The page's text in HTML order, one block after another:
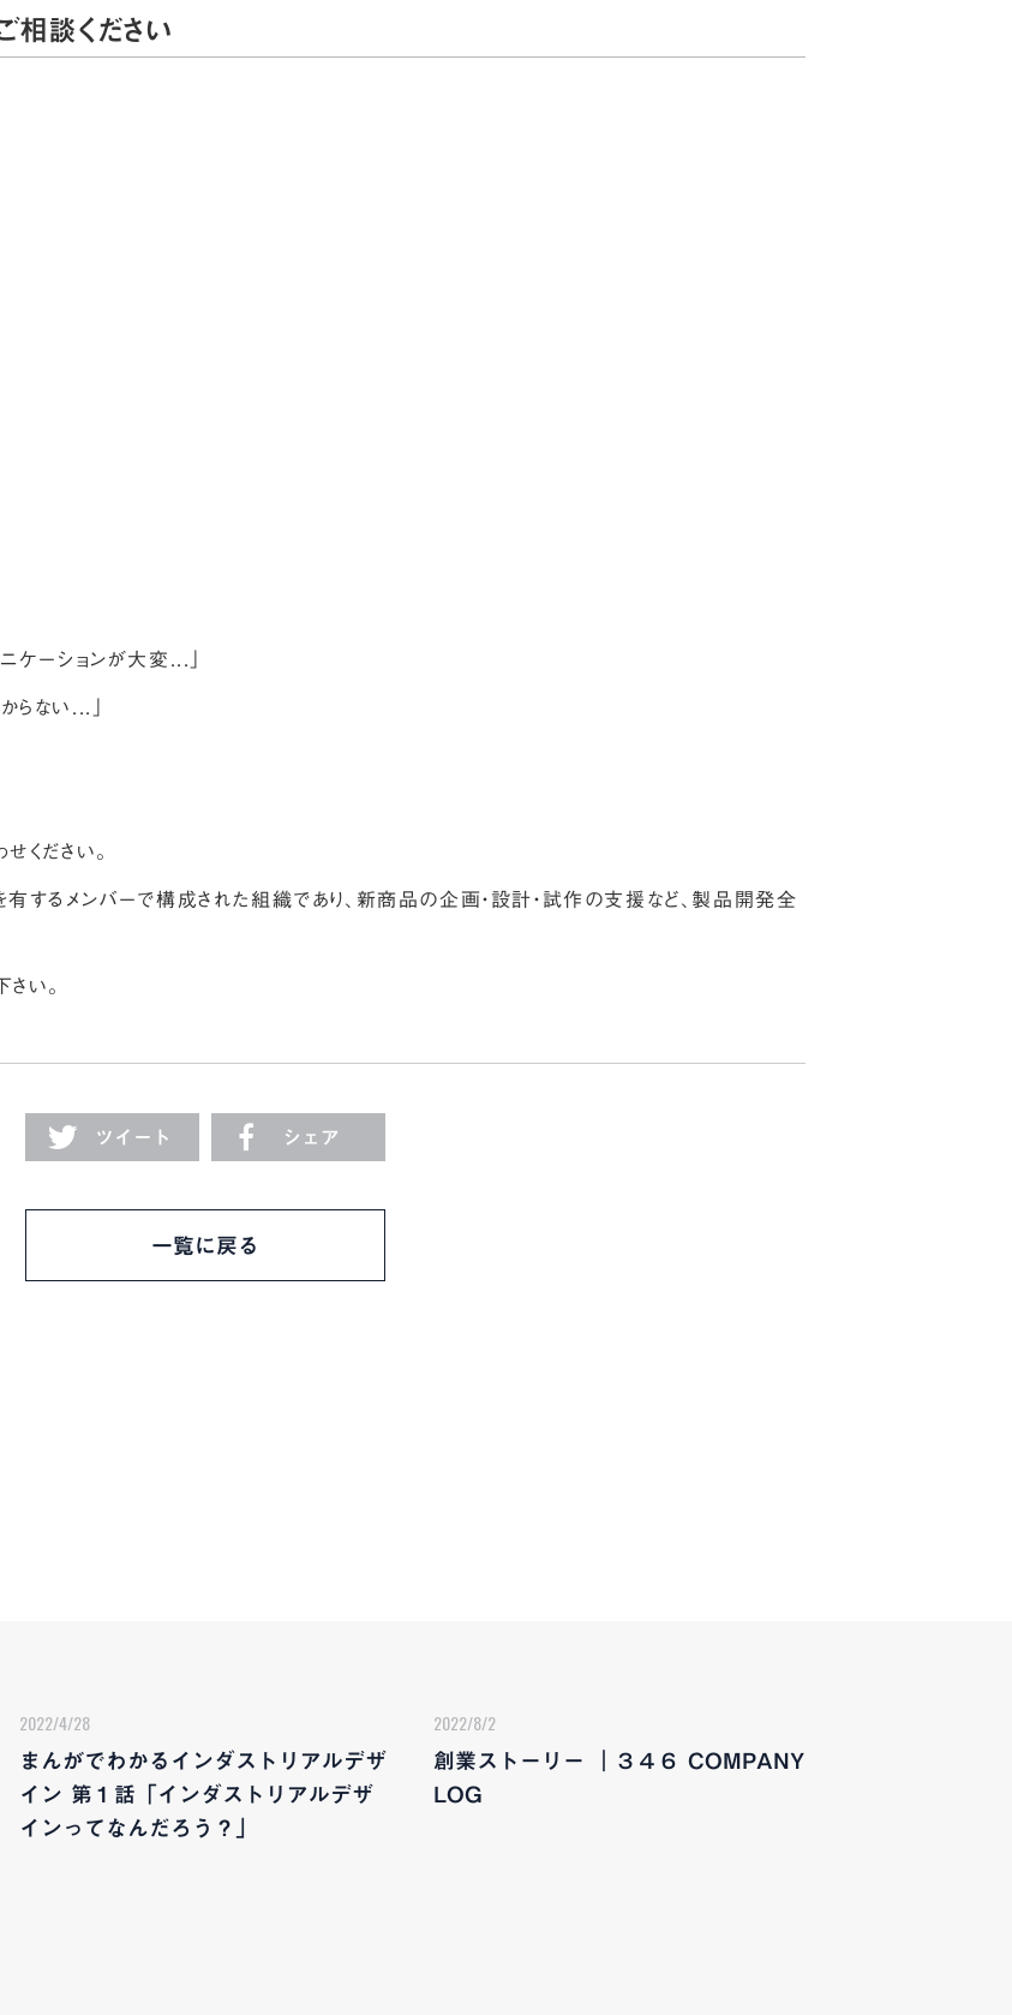
相談ください
ケーションが大変...」
らない...」
ください。
するメンバーで構成された組織であり、新商品の企画・設計・試作の支援など、製品開発全
い。
ツイート シェア
一覧に戻る
2022/4/28
まんがでわかるインダストリアルデザ
イン 第１話「インダストリアルデザ
インってなんだろう？」
2022/8/2
創業ストーリー ｜３４６ COMPANY
LOG